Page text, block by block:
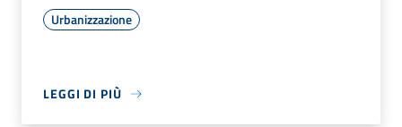
Urbanizzazione
LEGGI DI PIÙ